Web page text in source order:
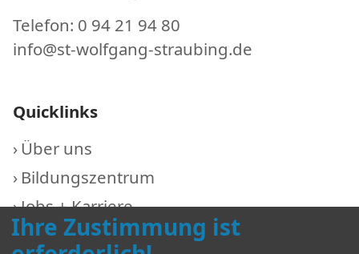
Telefon: 0 94 21 94 80
info@st-wolfgang-straubing.de
Quicklinks
Über uns
Bildungszentrum
Jobs + Karriere
aktuell
Ihre Zustimmung ist